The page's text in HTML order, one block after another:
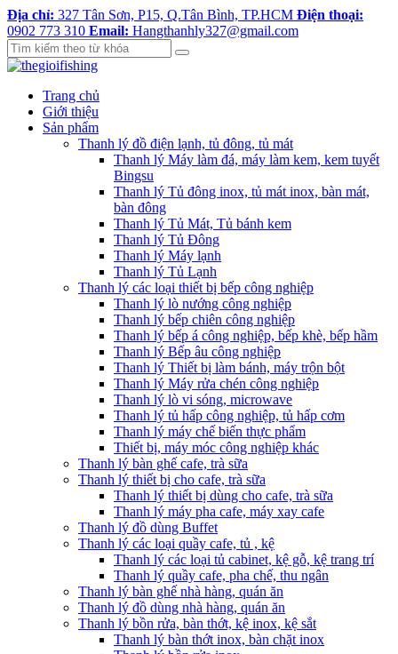
Địa chỉ: 327 Tân Sơn, P15, Q.Tân Bình, TP.HCM Điện thoại:
0902 773 310 Email: Hangthanhly327@gmail.com
Trang chủ
Giới thiệu
Sản phẩm
Thanh lý đồ điện lạnh, tủ đông, tủ mát
Thanh lý Máy làm đá, máy làm kem, kem tuyết
Bingsu
Thanh lý Tủ đông inox, tủ mát inox, bàn mát,
bàn đông
Thanh lý Tủ Mát, Tủ bánh kem
Thanh lý Tủ Đông
Thanh lý Máy lạnh
Thanh lý Tủ Lạnh
Thanh lý các loại thiết bị bếp công nghiệp
Thanh lý lò nướng công nghiệp
Thanh lý bếp chiên công nghiệp
Thanh lý bếp á công nghiệp, bếp khè, bếp hầm
Thanh lý Bếp âu công nghiệp
Thanh lý Thiết bị làm bánh, máy trộn bột
Thanh lý Máy rửa chén công nghiệp
Thanh lý lò vi sóng, microwave
Thanh lý tủ hấp công nghiệp, tủ hấp cơm
Thanh lý máy chế biến thực phẩm
Thiết bị, máy móc công nghiệp khác
Thanh lý bàn ghế cafe, trà sữa
Thanh lý thiết bị cho cafe, trà sữa
Thanh lý thiết bị dùng cho cafe, trà sữa
Thanh lý máy pha cafe, máy xay cafe
Thanh lý đồ dùng Buffet
Thanh lý các loại quầy cafe, tủ , kệ
Thanh lý các loại tủ cabinet, kệ gỗ, kệ trang trí
Thanh lý quầy cafe, pha chế, thu ngân
Thanh lý bàn ghế nhà hàng, quán ăn
Thanh lý đồ dùng nhà hàng, quán ăn
Thanh lý bồn rửa, bàn thớt, kệ inox, kệ sắt
Thanh lý bàn thớt inox, bàn chặt inox